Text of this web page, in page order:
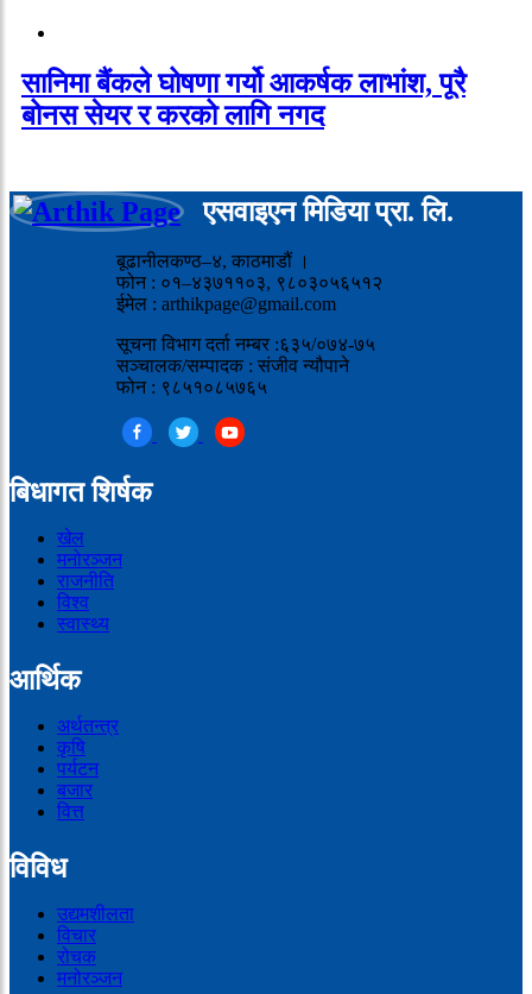
सानिमा बैंकले घोषणा गर्यो आकर्षक लाभांश, पूरै
बोनस सेयर र करको लागि नगद
एसवाइएन मिडिया प्रा. लि.
बूढानीलकण्ठ–४, काठमाडौं ।
फोन : ०१–४३७११०३, ९८०३०५६५१२
ईमेल : arthikpage@gmail.com
सूचना विभाग दर्ता नम्बर :६३५/०७४-७५
सञ्चालक/सम्पादक : संजीव न्यौपाने
फोन : ९८५१०८५७६५
बिधागत शिर्षक
खेल
मनोरञ्जन
राजनीति
विश्व
स्वास्थ्य
आर्थिक
अर्थतन्त्र
कृषि
पर्यटन
बजार
वित्त
विविध
उद्यमशीलता
विचार
रोचक
मनोरञ्जन